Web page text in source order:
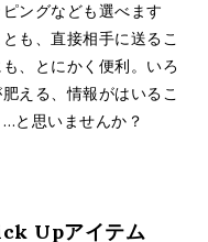
ングなども選べます
も、直接相手に送るこ
、とにかく便利。いろ
える、情報がはいるこ
と思いませんか？
Upアイテム